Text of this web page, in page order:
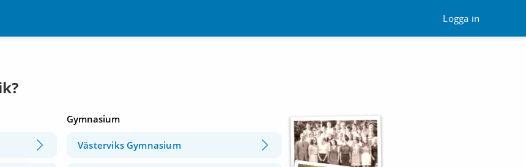
Logga in
Gymnasium
Västerviks Gymnasium